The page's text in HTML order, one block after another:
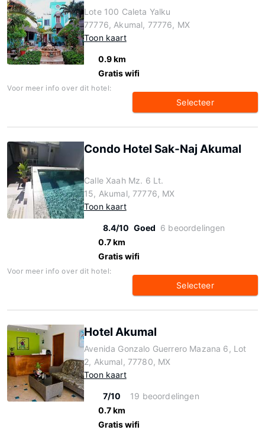
Lote 100 Caleta Yalku
77776, Akumal, 77776, MX
Toon kaart
0.9 km
Gratis wifi
Voor meer info over dit hotel:
Selecteer
Condo Hotel Sak-Naj Akumal
Calle Xaah Mz. 6 Lt.
15, Akumal, 77776, MX
Toon kaart
8.4/10 Goed 6 beoordelingen
0.7 km
Gratis wifi
Voor meer info over dit hotel:
Selecteer
Hotel Akumal
Avenida Gonzalo Guerrero Mazana 6, Lot
2, Akumal, 77780, MX
Toon kaart
7/10
19 beoordelingen
0.7 km
Gratis wifi